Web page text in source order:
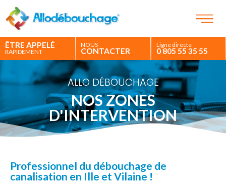
ÊTRE APPELÉ
RAPIDEMENT
NOUS
CONTACTER
Ligne directe
0 805 55 35 55
ALLO DÉBOUCHAGE
NOS ZONES
D'INTERVENTION
Professionnel du débouchage de
canalisation en Ille et Vilaine !